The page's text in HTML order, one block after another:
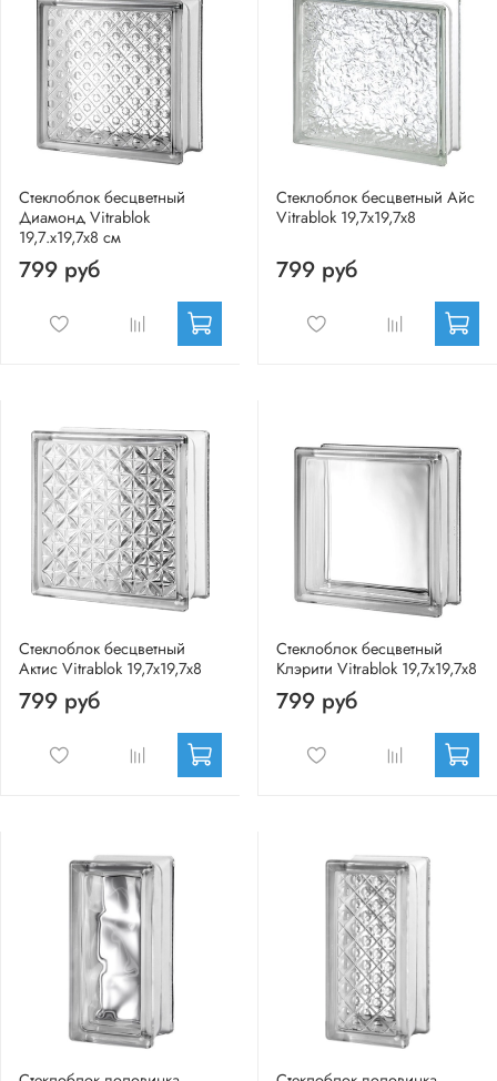
Стеклоблок бесцветный
Диамонд Vitrablok
19,7.x19,7x8 см
799 руб
Стеклоблок бесцветный Айс
Vitrablok 19,7x19,7x8
799 руб
Стеклоблок бесцветный
Актис Vitrablok 19,7x19,7x8
799 руб
Стеклоблок бесцветный
Клэрити Vitrablok 19,7x19,7x8
799 руб